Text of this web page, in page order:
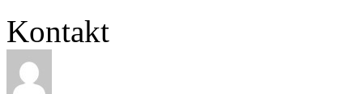
Kontakt